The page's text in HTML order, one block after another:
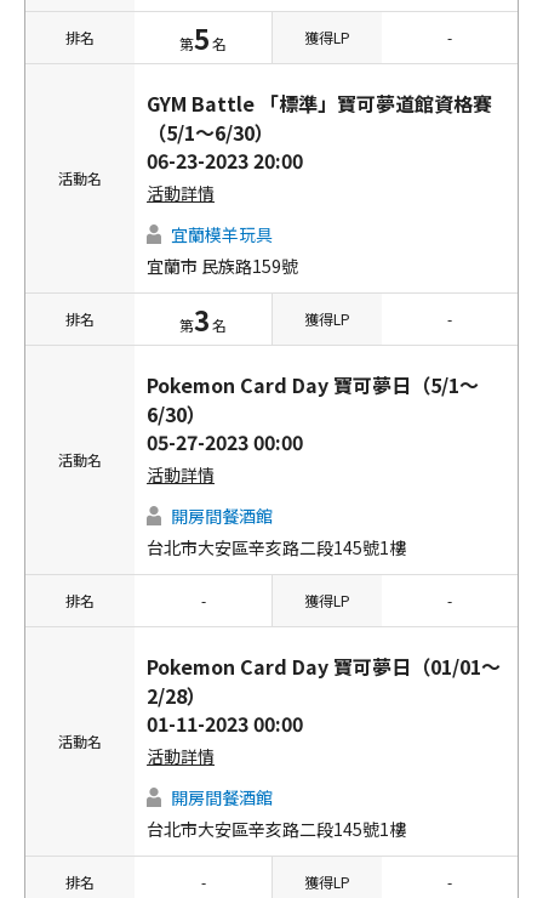
排名 第5名 獲得LP -
活動名
GYM Battle 「標準」寶可夢道館資格賽
（5/1～6/30）
06-23-2023 20:00
活動詳情
宜蘭模羊玩具
宜蘭市 民族路159號
排名 第3名 獲得LP -
活動名
Pokemon Card Day 寶可夢日（5/1～
6/30）
05-27-2023 00:00
活動詳情
開房間餐酒館
台北市大安區辛亥路二段145號1樓
排名 - 獲得LP -
活動名
Pokemon Card Day 寶可夢日（01/01～
2/28）
01-11-2023 00:00
活動詳情
開房間餐酒館
台北市大安區辛亥路二段145號1樓
排名 - 獲得LP -